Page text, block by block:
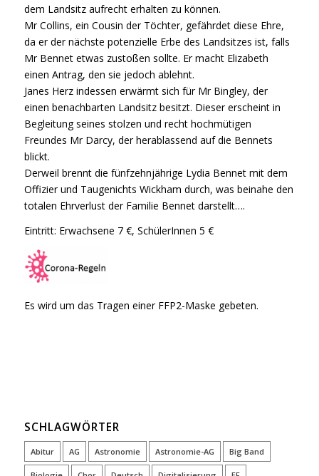
dem Landsitz aufrecht erhalten zu können.
Mr Collins, ein Cousin der Töchter, gefährdet diese Ehre,
da er der nächste potenzielle Erbe des Landsitzes ist, falls
Mr Bennet etwas zustoßen sollte. Er macht Elizabeth
einen Antrag, den sie jedoch ablehnt.
Janes Herz indessen erwärmt sich für Mr Bingley, der
einen benachbarten Landsitz besitzt. Dieser erscheint in
Begleitung seines stolzen und recht hochmütigen
Freundes Mr Darcy, der herablassend auf die Bennets
blickt.
Derweil brennt die fünfzehnjährige Lydia Bennet mit dem
Offizier und Taugenichts Wickham durch, was beinahe den
totalen Ehrverlust der Familie Bennet darstellt….
Eintritt: Erwachsene 7 €, SchülerInnen 5 €
Es wird um das Tragen einer FFP2-Maske gebeten.
SCHLAGWÖRTER
Abitur AG Astronomie Astronomie-AG Big Band